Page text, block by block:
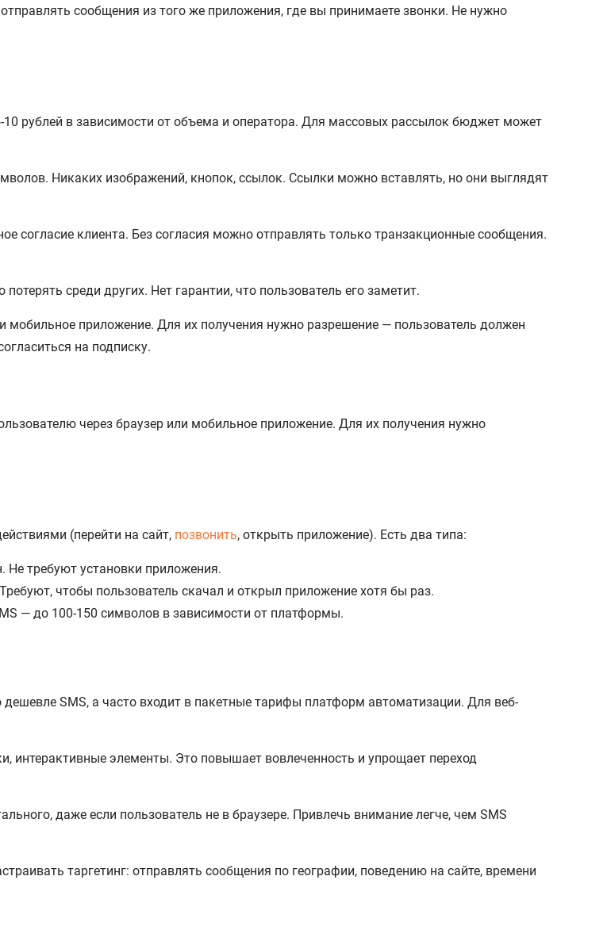
сообщения из того же приложения, где вы принимаете звонки. Не нужно
10 рублей в зависимости от объема и оператора. Для массовых рассылок бюджет может
Никаких изображений, кнопок, ссылок. Ссылки можно вставлять, но они выглядят
согласие клиента. Без согласия можно отправлять только транзакционные сообщения.
среди других. Нет гарантии, что пользователь его заметит.
через браузер или мобильное приложение. Для их получения нужно
(перейти на сайт, позвонить, открыть приложение). Есть два типа:
Не требуют установки приложения.
чтобы пользователь скачал и открыл приложение хотя бы раз.
— до 100-150 символов в зависимости от платформы.
SMS, а часто входит в пакетные тарифы платформ автоматизации. Для веб-
интерактивные элементы. Это повышает вовлеченность и упрощает переход
даже если пользователь не в браузере. Привлечь внимание легче, чем SMS
таргетинг: отправлять сообщения по географии, поведению на сайте, времени